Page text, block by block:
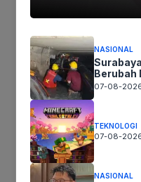
Komentar
NASIONAL
Berubah
07-08-
TEKNOLOGI
07-08-
NASIONAL